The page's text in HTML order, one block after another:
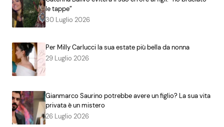
le tappe”
30 Luglio 2026
Per Milly Carlucci la sua estate più bella da nonna
29 Luglio 2026
Gianmarco Saurino potrebbe avere un figlio? La sua vita
privata è un mistero
26 Luglio 2026